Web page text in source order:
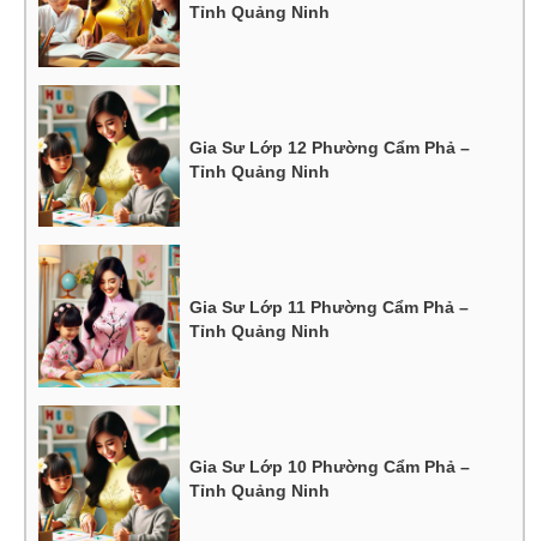
Tỉnh Quảng Ninh
Gia Sư Lớp 12 Phường Cẩm Phả –
Tỉnh Quảng Ninh
Gia Sư Lớp 11 Phường Cẩm Phả –
Tỉnh Quảng Ninh
Gia Sư Lớp 10 Phường Cẩm Phả –
Tỉnh Quảng Ninh